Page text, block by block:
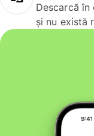
Descarcă
și nu există